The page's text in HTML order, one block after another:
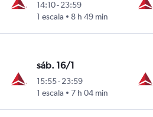
14:10-23:59
1 escala
8 h 49 min
sáb. 16/1
15:55-23:59
1 escala
7 h 04 min